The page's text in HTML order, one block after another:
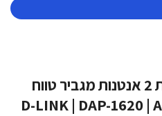
נקודת גישה אלחוטית 2 אנטנות מגביר טווח